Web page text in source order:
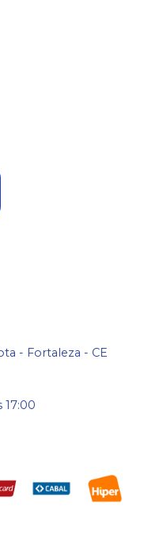
- Fortaleza - CE
17:00